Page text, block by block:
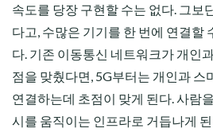
속도를 당장 구현할 수는 없다. 그보
다고, 수많은 기기를 한 번에 연결할
다. 기존 이동통신 네트워크가 개인
점을 맞췄다면, 5G부터는 개인과 스
연결하는데 초점이 맞게 된다. 사람
시를 움직이는 인프라로 거듭나게